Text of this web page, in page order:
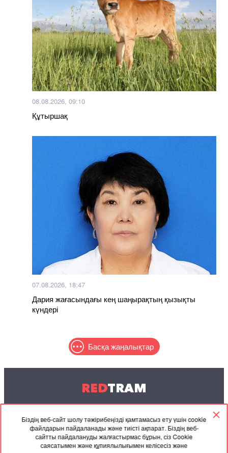
Біздің веб-сайт шолу тәжірибеңізді қамтамасыз ету үшін cookie
файлдарын пайдаланады және тиісті ақпарат. Біздің веб-
сайтты пайдалануды жалғастырмас бұрын, сіз Cookie
саясатымен және құпиялылығымен келісесіз және
08.08.2026, 09:10
Құтыршақ
07.08.2026, 18:47
Дария жағасындағы кең шаңырақтың қызықты
күндері
Басқа жаңалықтар
REDTRAM
© 2004-2026 Redtram, Ltd.
Ынтымақтастық
Мұрағат
Байланысу